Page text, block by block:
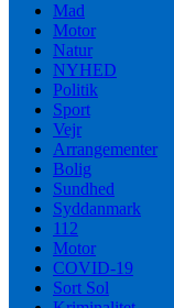
Mad
Motor
Natur
NYHED
Politik
Sport
Vejr
Arrangementer
Bolig
Sundhed
Syddanmark
112
Motor
COVID-19
Sort Sol